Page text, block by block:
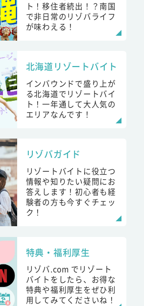
ト！移住者続出！？南国
で非日常のリゾバライフ
が味わえる！
北海道リゾートバイト
インバウンドで盛り上が
る北海道でリゾートバイ
ト！一年通して大人気の
エリアなんです！
リゾバガイド
リゾートバイトに役立つ
情報や知りたい疑問にお
答えします！初心者も経
験者の方も今すぐチェッ
ク！
特典・福利厚生
リゾバ.com でリゾート
バイトをしたら、お得な
特典や福利厚生をぜひ利
用してみてくださいね！